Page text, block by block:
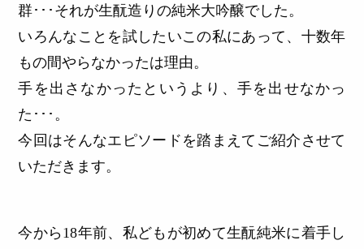
群･･･それが生酛造りの純米大吟醸でした。
いろんなことを試したいこの私にあって、十数年
もの間やらなかったは理由。
手を出さなかったというより、手を出せなかっ
た･･･。
今回はそんなエピソードを踏まえてご紹介させて
いただきます。
今から18年前、私どもが初めて生酛純米に着手し